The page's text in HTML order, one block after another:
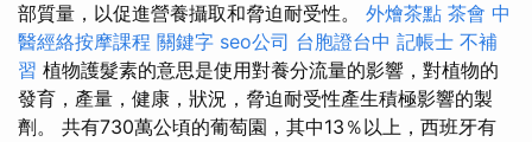
部質量，以促進營養攝取和脅迫耐受性。 外燴茶點 茶會 中
醫經絡按摩課程 關鍵字 seo公司 台胞證台中 記帳士 不補
習 植物護髮素的意思是使用對養分流量的影響，對植物的
發育，產量，健康，狀況，脅迫耐受性產生積極影響的製
劑。 共有730萬公頃的葡萄園，其中13％以上，西班牙有